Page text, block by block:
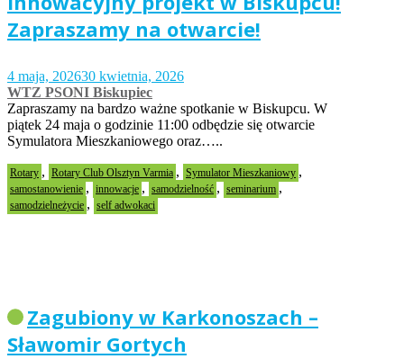
Zapraszamy na otwarcie!
4 maja, 202630 kwietnia, 2026
WTZ PSONI Biskupiec
Zapraszamy na bardzo ważne spotkanie w Biskupcu. W
piątek 24 maja o godzinie 11:00 odbędzie się otwarcie
Symulatora Mieszkaniowego oraz…..
Rotary , Rotary Club Olsztyn Varmia , Symulator Mieszkaniowy ,
samostanowienie , innowacje , samodzielność , seminarium ,
samodzielneżycie , self adwokaci
Zagubiony w Karkonoszach –
Sławomir Gortych